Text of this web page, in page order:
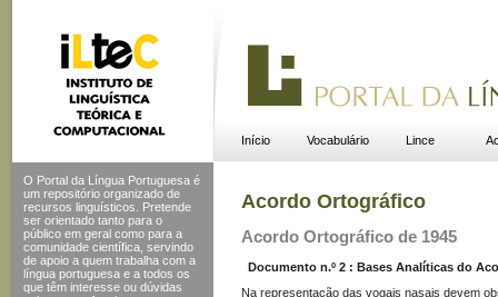
Início Vocabulário Lince
O Portal da Língua Portuguesa é
um repositório organizado de
recursos linguísticos. Pretende
ser orientado tanto para o
público em geral como para a
comunidade científica, servindo
de apoio a quem trabalha com a
língua portuguesa e a todos os
que têm interesse ou dúvidas
Acordo Ortográfico
Acordo Ortográfico de 1945
Documento n.º 2 : Bases Analíticas do
Na representação das vogais nasais devem